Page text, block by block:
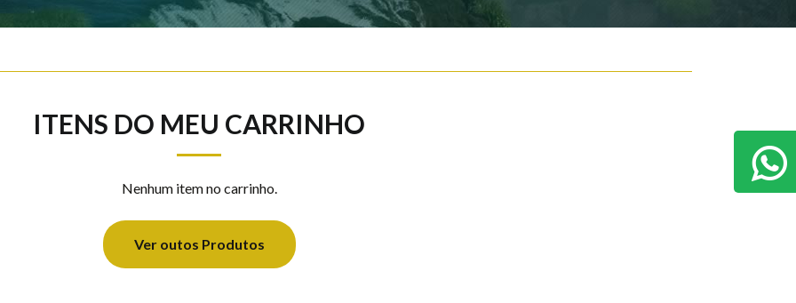
ITENS DO MEU CARRINHO
Nenhum item no carrinho.
Ver outos Produtos